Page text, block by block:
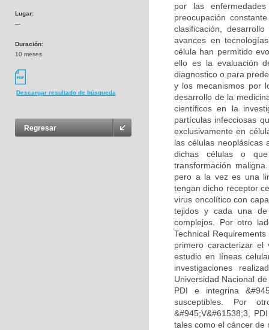
Lugar:
---
Duración:
10 meses
Descargar resultado de búsqueda
Regresar
por las
preocupación
clasificación,
avances en
célula han permitido
ello es la evaluación
diagnostico o para
y los mecanismos por
desarrollo de la
científicos en la
partículas infecciosas
exclusivamente en
las células neoplásicas
dichas células o
transformación
pero a la vez es una
tengan dicho receptor
virus oncolítico con
tejidos y cada una de
complejos. Por otro
Technical
primero caracterizar
estudio en líneas
investigaciones
Universidad Nacional
PDI e integrina
susceptibles. Por
&#945;V&#61538;3,
tales como el cáncer de